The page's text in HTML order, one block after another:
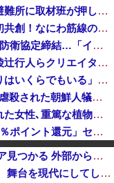
熊本県知事の要請をガン無視したTBS、避難所に取材班が押し入ってプライバシーに全く配慮しない報道を……
【衝撃】南海電鉄がピニンファリーナと初共創！なにわ筋線の新型特急が凄そう
サウジ・パキスタン・トルコ3カ国が共同防衛協定締結…「イスラム版NATO」指摘も！
【朗報】『ヤニねこ』新海誠、水島努、綾辻行人らクリエイターが絶賛ｗｗｗｗｗｗｗｗｗ
会社「辞めたいなら辞めろ。お前の代わりはいくらでもいる」→結果ｗｗｗｗｗｗｗｗｗ
（ ´_ゝ`）東京新聞「小池都知事、今年も虐殺された朝鮮人犠牲者らを追悼文を送付しない意向。10年連続」
【京都大病院】誤って正常脳幹を摘出された女性､重篤な植物状態だが意識は正常で何かを思考していると判明
『ろくでなしBLUES』全25巻すべて「50％ポイント還元」セール！8,930円分返ってくる！全42巻分収録の文庫版！ヤンキー漫画の頂点！ジャン...
「私達が原爆ドーム前をあけ渡せば核戦争が始まってしまう」と訴える市民団体、それを聞いた被爆3世の人が……
中国Zbtlink製ルーター20機種にバックドア見つかる 外部から完全制御のおそれ
リメイク版映画「八つ墓村」予告が公開、 舞台を現代にしてしまってかなりダメダ 監督は清水崇